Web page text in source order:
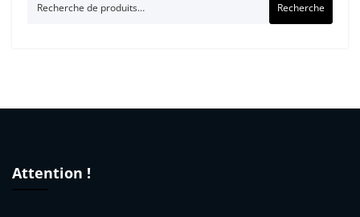
Recherche
Attention !